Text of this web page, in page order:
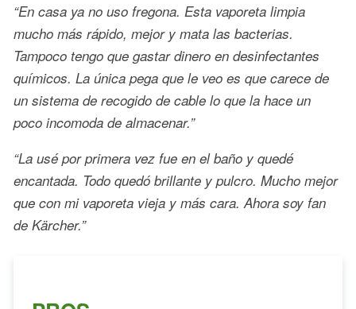
“En casa ya no uso fregona. Esta vaporeta limpia
mucho más rápido, mejor y mata las bacterias.
Tampoco tengo que gastar dinero en desinfectantes
químicos. La única pega que le veo es que carece de
un sistema de recogido de cable lo que la hace un
poco incomoda de almacenar.”
“La usé por primera vez fue en el baño y quedé
encantada. Todo quedó brillante y pulcro. Mucho mejor
que con mi vaporeta vieja y más cara. Ahora soy fan
de Kärcher.”